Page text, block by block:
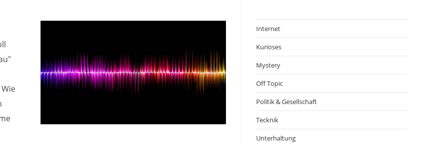
Internet
Kurioses
Mystery
Off Topic
Politik & Gesellschaft
Tecknik
Unterhaltung